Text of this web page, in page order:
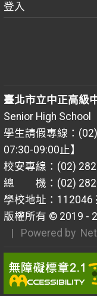
登入
臺北市立中正高級
Senior High School
學生請假專線：
07:30-09:00止】
校安專線：(02)
總 機：(02)
學校地址：112046
版權所有 © 2019 -
| Powered by